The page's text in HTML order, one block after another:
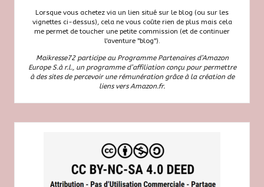
Lorsque vous achetez via un lien situé sur le blog (ou sur les
vignettes ci-dessus), cela ne vous coûte rien de plus mais cela
me permet de toucher une petite commission (et de continuer
l'aventure "blog").
Maikresse72 participe au Programme Partenaires d’Amazon
Europe S.à r.l., un programme d’affiliation conçu pour permettre
à des sites de percevoir une rémunération grâce à la création de
liens vers Amazon.fr.